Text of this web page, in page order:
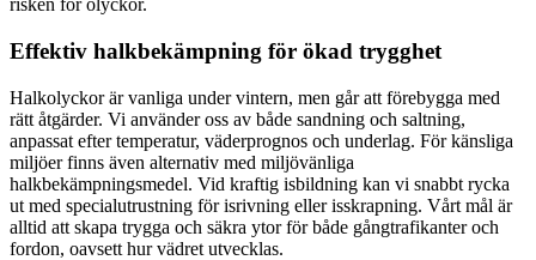
risken för olyckor.
Effektiv halkbekämpning för ökad trygghet
Halkolyckor är vanliga under vintern, men går att förebygga med
rätt åtgärder. Vi använder oss av både sandning och saltning,
anpassat efter temperatur, väderprognos och underlag. För känsliga
miljöer finns även alternativ med miljövänliga
halkbekämpningsmedel. Vid kraftig isbildning kan vi snabbt rycka
ut med specialutrustning för isrivning eller isskrapning. Vårt mål är
alltid att skapa trygga och säkra ytor för både gångtrafikanter och
fordon, oavsett hur vädret utvecklas.